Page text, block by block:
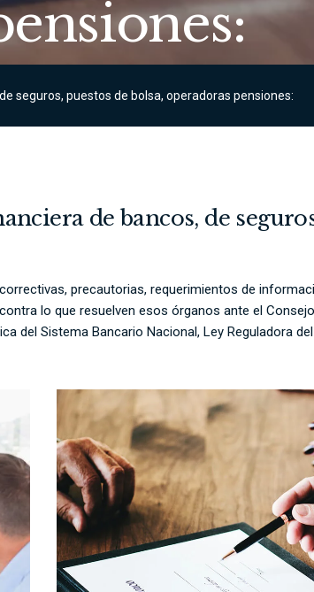
seguros, puestos de bolsa, operadoras pensiones:
de bancos, de
precautorias, requerimientos de
lo que resuelven esos órganos ante el
del Sistema Bancario Nacional, Ley Reguladora